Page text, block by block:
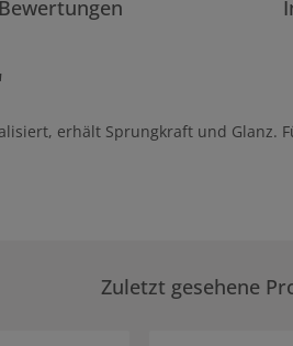
Bewertungen
erhält Sprungkraft und Glanz.
Zuletzt gesehene